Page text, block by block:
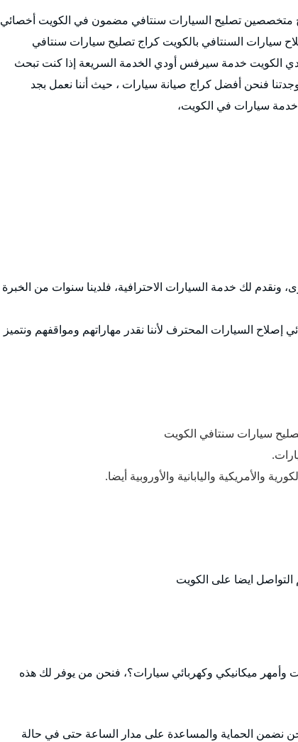
تصليح السيارات سنتافي مضمون في الكويت أخصائي
السنتافي بالكويت كراج تصليح سيارات سنتافي
الكويت خدمة سيرفس أودي الخدمة السريعة إذا كنت تبحث
فنحن أفضل كراج صيانة سيارات ، حيث أننا نعمل بجد
سيارات في الكويت،
ونقدم لك خدمة السيارات الاحترافية، فلدينا سنوات من الخبرة
إصلاح السيارات المحترف لأننا نقدر مهاراتهم ومواقفهم ونتميز
سيارات سنتافي الكويت
والأمريكية واليابانية والأوروبية أيضا.
التواصل ايضا على الكويت
وأمهر ميكانيكي وكهربائي سيارات؟، فنحن من يوفر لك هذه
نضمن الحماية والمساعدة على مدار الساعة حتى في حالة